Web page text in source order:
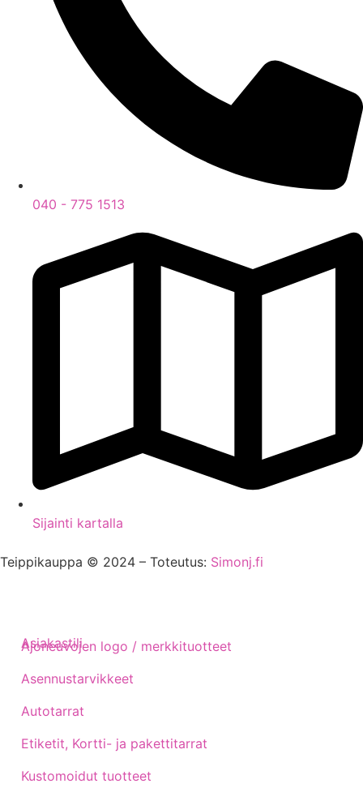
040 - 775 1513
Sijainti kartalla
Teippikauppa © 2024 – Toteutus: Simonj.fi
Ajoneuvojen logo / merkkituotteet
Asennustarvikkeet
Autotarrat
Etiketit, Kortti- ja pakettitarrat
Kustomoidut tuotteet
Asiakastili